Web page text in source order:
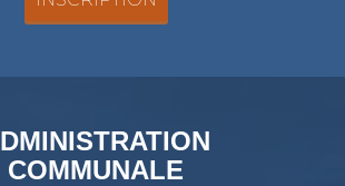
COMMUNALE